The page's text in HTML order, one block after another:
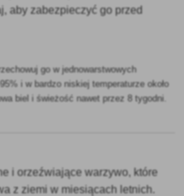
aby zabezpieczyć go przed
go w jednowarstwowych
i w bardzo niskiej temperaturze około
biel i świeżość nawet przez 8 tygodni.
i orzeźwiające warzywo, które
z ziemi w miesiącach letnich.